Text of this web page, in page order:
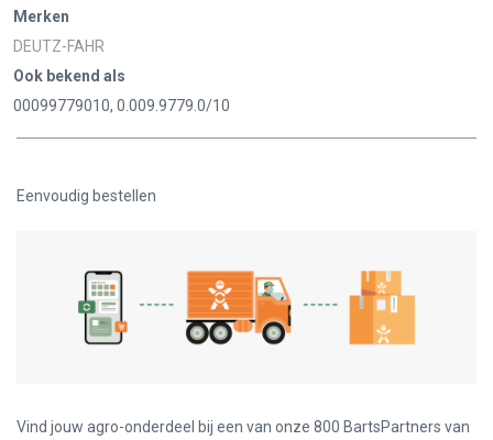
Merken
DEUTZ-FAHR
Ook bekend als
00099779010, 0.009.9779.0/10
Eenvoudig bestellen
Vind jouw agro-onderdeel bij een van onze 800 BartsPartners van